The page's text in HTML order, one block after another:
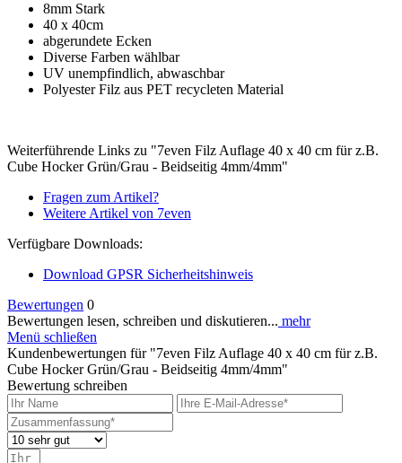
8mm Stark
40 x 40cm
abgerundete Ecken
Diverse Farben wählbar
UV unempfindlich, abwaschbar
Polyester Filz aus PET recycleten Material
Weiterführende Links zu "7even Filz Auflage 40 x 40 cm für z.B.
Cube Hocker Grün/Grau - Beidseitig 4mm/4mm"
Fragen zum Artikel?
Weitere Artikel von 7even
Verfügbare Downloads:
Download GPSR Sicherheitshinweis
Bewertungen 0
Bewertungen lesen, schreiben und diskutieren... mehr
Menü schließen
Kundenbewertungen für "7even Filz Auflage 40 x 40 cm für z.B.
Cube Hocker Grün/Grau - Beidseitig 4mm/4mm"
Bewertung schreiben